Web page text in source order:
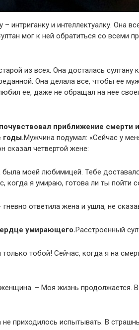
– интриганку и интеллектуалку. Она
мог к ней обратиться со всеми
из всех. Она досталась султану
Она делала все, чтобы ее
ее, даже не обращал на нее
приближение смерти
годы.Мужчина подумал: «Сейчас у
сказал четвертой жене:
моей любимицей. Тебе
когда я умираю, готова ли ты пойти
ответила жена и ушла, не
умирающего.Расстроенный
тобой! Сейчас, когда я на
– Моя жизнь продолжается.
не приходилось испытывать. В